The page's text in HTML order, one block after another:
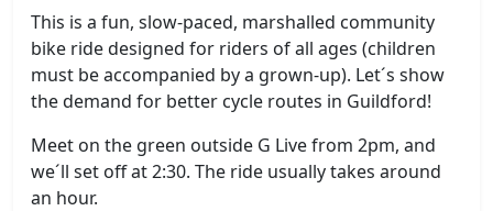
This is a fun, slow-paced, marshalled community
bike ride designed for riders of all ages (children
must be accompanied by a grown-up). Let´s show
the demand for better cycle routes in Guildford!
Meet on the green outside G Live from 2pm, and
we´ll set off at 2:30. The ride usually takes around
an hour.